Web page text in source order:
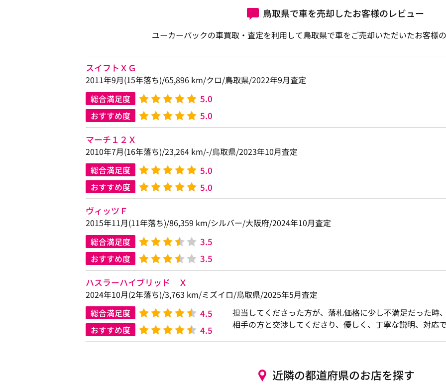
鳥取県で車を売却したお客様のレビュー
ユーカーパックの車買取・査定を利用して鳥取県で車をご売却いただいたお客様の
スイフトＸＧ
2011年9月(15年落ち)/65,896 km/クロ/鳥取県/2022年9月査定
総合満足度
5.0
おすすめ度
5.0
マーチ１２Ｘ
2010年7月(16年落ち)/23,264 km/-/鳥取県/2023年10月査定
総合満足度
5.0
おすすめ度
5.0
ヴィッツＦ
2015年11月(11年落ち)/86,359 km/シルバー/大阪府/2024年10月査定
総合満足度
3.5
おすすめ度
3.5
ハスラーハイブリッド Ｘ
2024年10月(2年落ち)/3,763 km/ミズイロ/鳥取県/2025年5月査定
総合満足度
4.5
おすすめ度 4.5
担当してくださった方が、落札価格に少し不満足だった時
相手の方と交渉してくださり、優しく、丁寧な説明、対応
近隣の都道府県のお店を探す